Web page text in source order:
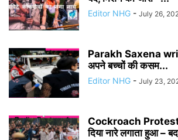
Editor NHG - July 26,
Parakh Saxena
अपने बच्चों की कसम...
Editor NHG - July 23,
Cockroach Protest:
दिया नारे लगाता हुआ –